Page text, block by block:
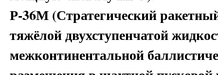
Р-36М (Стратегический
тяжёлой двухступенчатой
межконтинентальной